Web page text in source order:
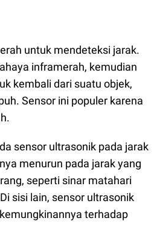
untuk mendeteksi jarak.
inframerah, kemudian
kembali dari suatu objek,
Sensor ini populer karena
sensor ultrasonik pada jarak
menurun pada jarak yang
seperti sinar matahari
sisi lain, sensor ultrasonik
terhadap